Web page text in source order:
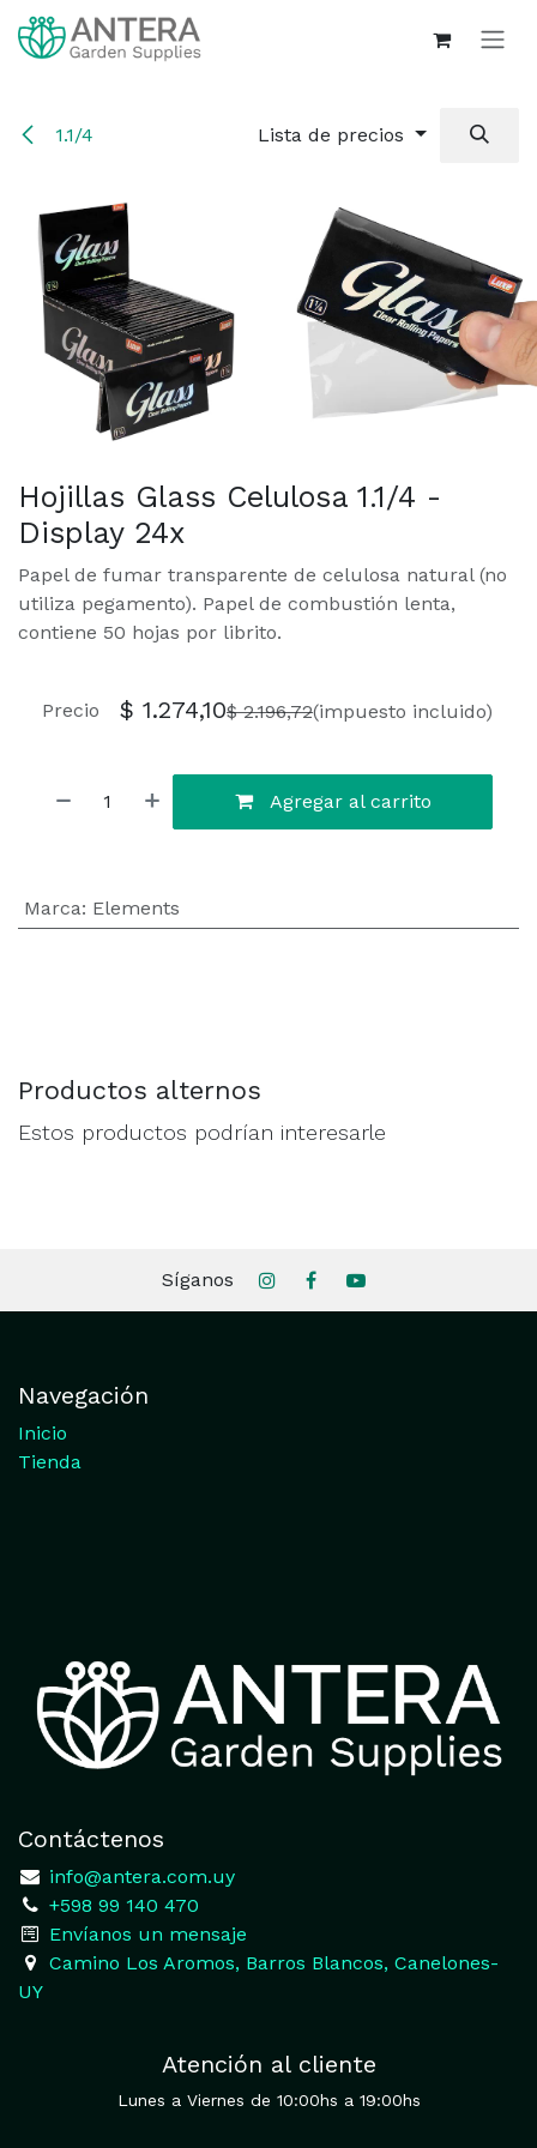
Ir al contenido
1.1/4 Lista de precios
Hojillas Glass Celulosa 1.1/4 -
Display 24x
Papel de fumar transparente de celulosa natural (no
utiliza pegamento). Papel de combustión lenta,
contiene 50 hojas por librito.
Agregar al carrito
Precio $ 1.274,10$2.196,72(impuesto incluido)
Marca: Elements
Productos alternos
Estos productos podrían interesarle
Síganos
Navegación
Inicio
Tienda
Contáctenos
info@antera.com.uy
+598 99 140 470
​Envíanos un mensaje
​Camino Los Aromos, Barros Blancos, Canelones-
UY
Atención al cliente
Lunes a Viernes de 10:00hs a 19:00hs